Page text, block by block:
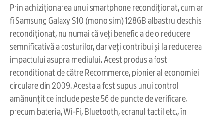
Prin achiziționarea unui smartphone recondiționat, cum ar
fi Samsung Galaxy S10 (mono sim) 128GB albastru deschis
recondiționat, nu numai că veți beneficia de o reducere
semnificativă a costurilor, dar veți contribui și la reducerea
impactului asupra mediului. Acest produs a fost
reconditionat de către Recommerce, pionier al economiei
circulare din 2009. Acesta a fost supus unui control
amănunțit ce include peste 56 de puncte de verificare,
precum bateria, Wi-Fi, Bluetooth, ecranul tactil etc., în